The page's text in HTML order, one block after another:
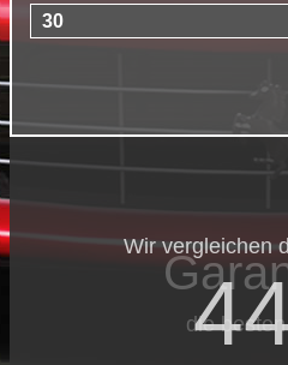
Wir vergleichen
die